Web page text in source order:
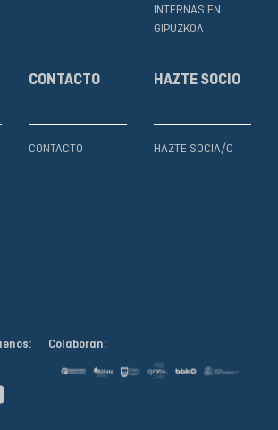
INTERNAS EN
GIPUZKOA
CONTACTO
CONTACTO
HAZTE SOCIO
HAZTE SOCIA/O
Colaboran: